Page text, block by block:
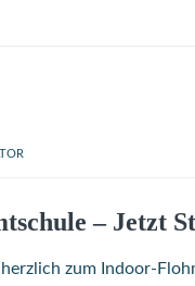
– Jetzt
zum Indoor-